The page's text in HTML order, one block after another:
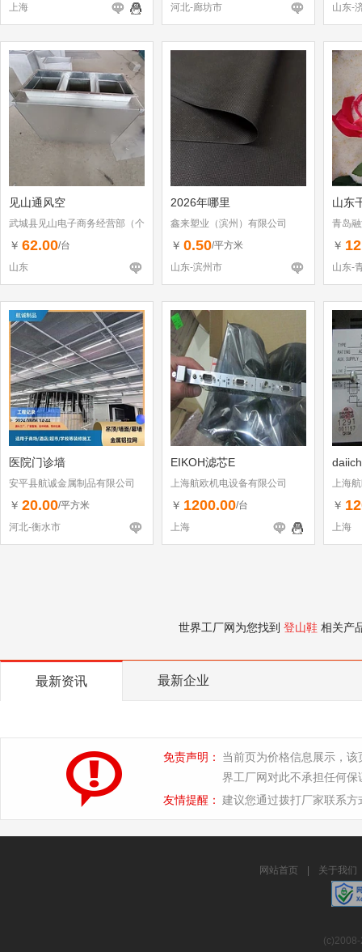
上海
河北-廊坊市
山东-
见山通风空
武城县见山电子商务经营部（个
体工商户）
￥ 62.00/台
山东
2026年哪里
鑫来塑业（滨州）有限公司
￥ 0.50/平方米
山东-滨州市
山东
青岛
￥
山东-
医院门诊墙
安平县航诚金属制品有限公司
￥ 20.00/平方米
河北-衡水市
EIKOH滤芯E
上海航欧机电设备有限公司
￥ 1200.00/台
上海
上海
￥
上海
世界工厂网为您找到 登山鞋 相关产
最新资讯 最新企业
免责声明：
当前页为价格信息展示，
界工厂网对此不承担任何保
友情提醒： 建议您通过拨打厂家联系
网站首页 关于我们